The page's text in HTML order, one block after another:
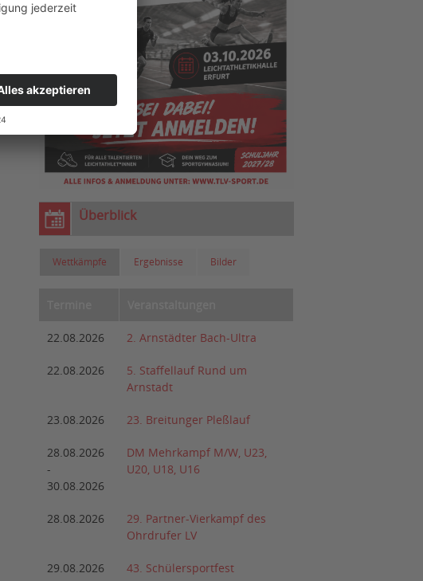
Überblick
Wettkämpfe Ergebnisse Bilder
22.08.2026 2. Arnstädter Bach-Ultra
22.08.2026
5. Staffellauf Rund um
Arnstadt
23.08.2026 23. Breitunger Pleßlauf
28.08.2026
-
30.08.2026
DM Mehrkampf M/W, U23,
U20, U18, U16
28.08.2026
29. Partner-Vierkampf des
Ohrdrufer LV
29.08.2026 43. Schülersportfest